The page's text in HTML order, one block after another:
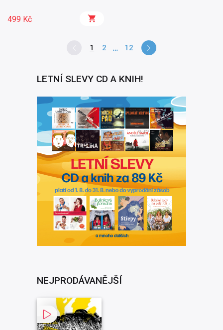
499 Kč
1 2 12
LETNÍ SLEVY CD A KNIH!
NEJPRODÁVANĚJŠÍ